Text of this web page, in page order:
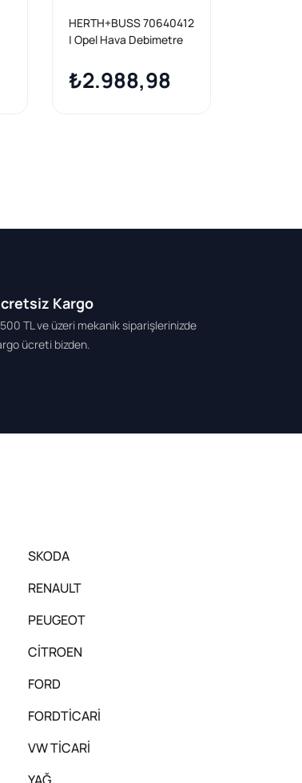
HERTH+BUSS 70640412
| Opel Hava Debimetre
₺2.988,98
Kargo
TL ve üzeri mekanik siparişlerinizde
ücreti bizden.
SKODA
RENAULT
PEUGEOT
CİTROEN
FORD
FORDTİCARİ
VW TİCARİ